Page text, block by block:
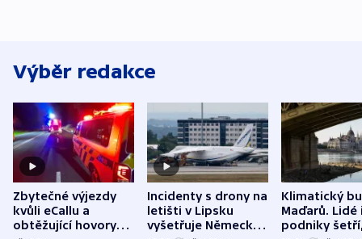
Výběr redakce
Zbytečné výjezdy
kvůli eCallu a
obtěžující hovory
Incidenty s drony na
letišti v Lipsku
vyšetřuje Německo
Klimatický
Maďarů. Lidé
podniky